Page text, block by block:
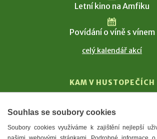
Letní kino na Amfiku
Povídání o víně s vínem
celý kalendář akcí
KAM V HUSTOPEČÍCH
T. G. Masaryk
Mandloně
Souhlas se soubory cookies
Soubory cookies využíváme k zajištění nejlepší